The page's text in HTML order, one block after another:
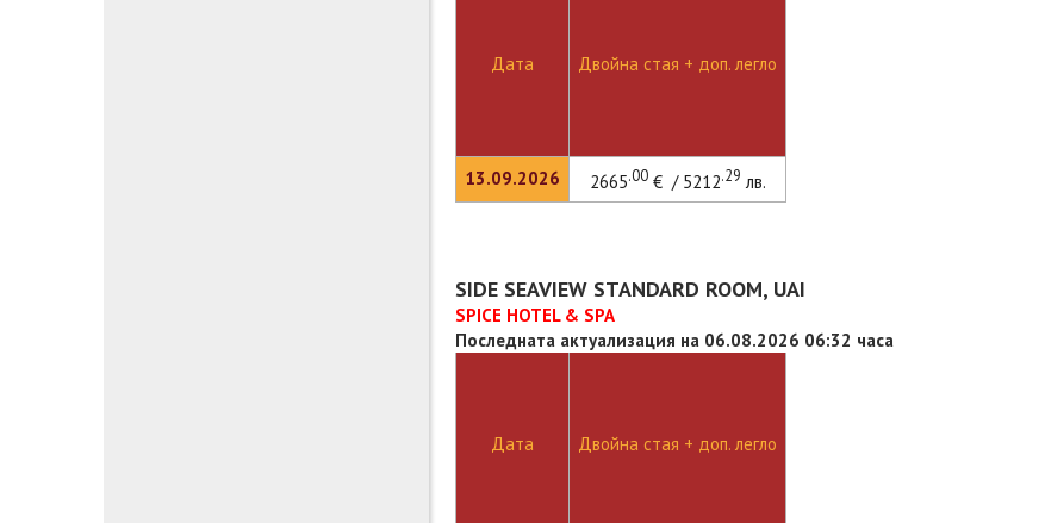
Дата
13.09.2026
Двойна стая + доп. легло
2665.00€ / 5212.29 лв.
SIDE SEAVIEW STANDARD ROOM, UAI
SPICE HOTEL & SPA
Последната актуализация на 06.08.2026 06:32 часа
Дата Двойна стая + доп. легло